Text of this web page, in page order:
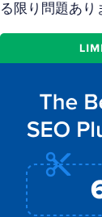
る限り問題あり